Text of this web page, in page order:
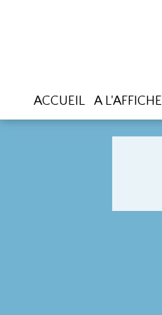
ACCUEIL A L'AFFICHE